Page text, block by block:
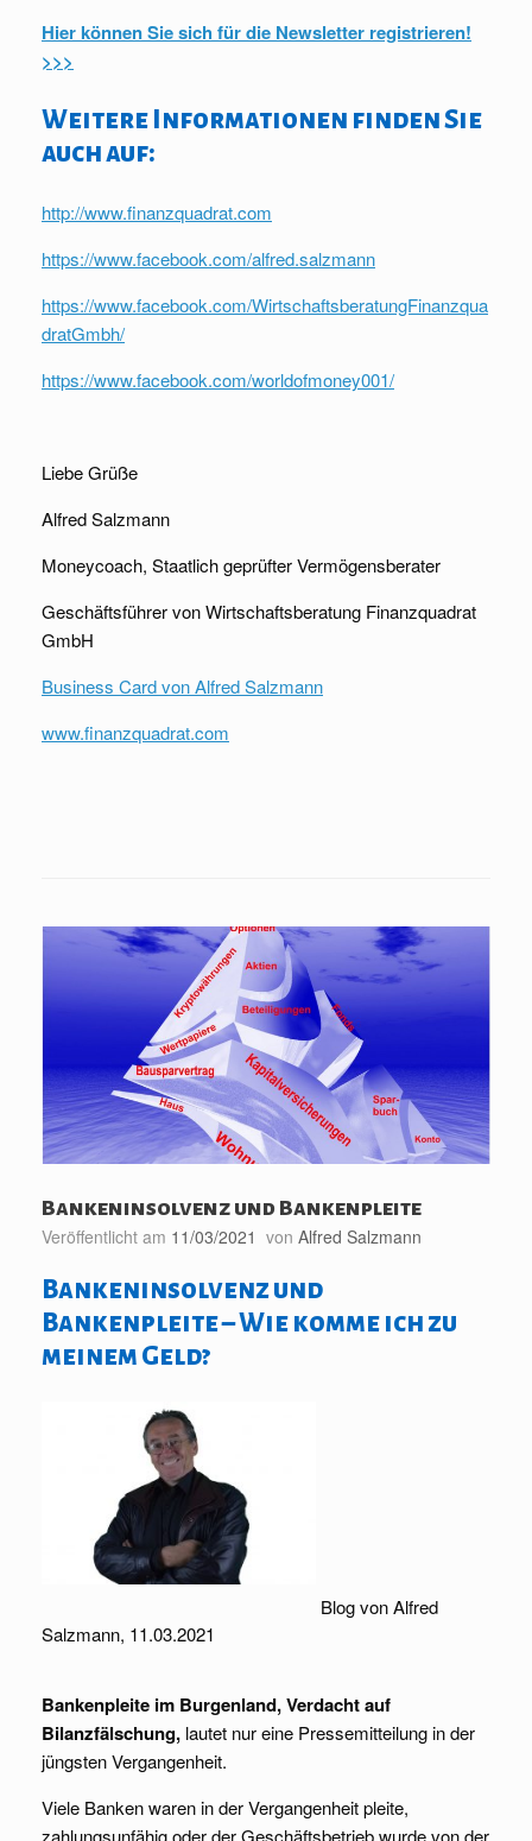
Hier können Sie sich für die Newsletter registrieren!
>>>
Weitere Informationen finden Sie
auch auf:
http://www.finanzquadrat.com
https://www.facebook.com/alfred.salzmann
https://www.facebook.com/WirtschaftsberatungFinanzqua
dratGmbh/
https://www.facebook.com/worldofmoney001/
Liebe Grüße
Alfred Salzmann
Moneycoach, Staatlich geprüfter Vermögensberater
Geschäftsführer von Wirtschaftsberatung Finanzquadrat
GmbH
Business Card von Alfred Salzmann
www.finanzquadrat.com
Bankeninsolvenz und Bankenpleite
Veröffentlicht am 11/03/2021 von Alfred Salzmann
Bankeninsolvenz und
Bankenpleite – Wie komme ich zu
meinem Geld?
Blog von Alfred
Salzmann, 11.03.2021
Bankenpleite im Burgenland, Verdacht auf
Bilanzfälschung, lautet nur eine Pressemitteilung in der
jüngsten Vergangenheit.
Viele Banken waren in der Vergangenheit pleite,
zahlungsunfähig oder der Geschäftsbetrieb wurde von der